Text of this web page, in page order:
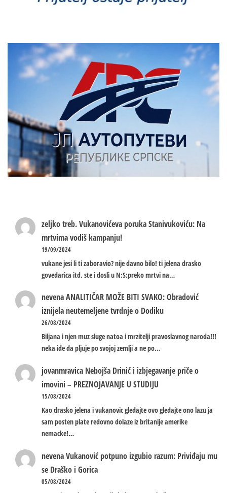
zeljko treb.Vukanovićeva poruka Stanivukoviću: Na
mrtvima vodiš kampanju!
19/09/2024
vukane jesi li ti zaboravio? nije davno bilo! ti jelena drasko
govedarica itd. ste i dosli u N:S:preko mrtvi na…
nevenaANALITIČAR MOŽE BITI SVAKO: Obradović
iznijela neutemeljene tvrdnje o Dodiku
26/08/2024
Biljana i njen muz sluge natoa i mrzitelji pravoslavnog naroda!!!
neka ide da pljuje po svojoj zemlji a ne po…
jovanmravica Nebojša Drinić i izbjegavanje priče o
imovini – PREZNOJAVANJE U STUDIJU
15/08/2024
Kao drasko jelena i vukanovic gledajte ovo gledajte ono lazu ja
sam posten plate redovno dolaze iz britanije amerike
nemacke!…
nevenaVukanović potpuno izgubio razum: Priviđaju mu
se Draško i Gorica
05/08/2024